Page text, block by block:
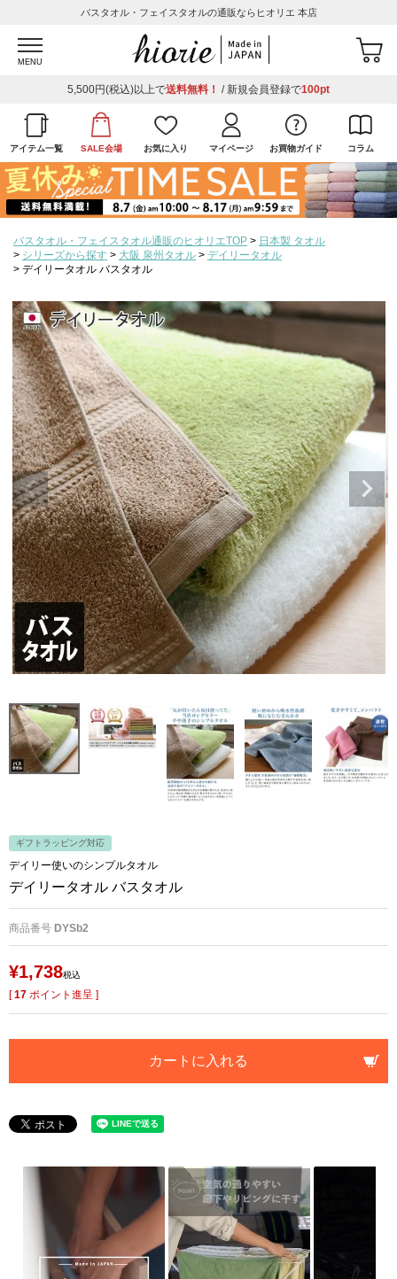
バスタオル・フェイスタオルの通販ならヒオリエ 本店
MENU
5,500円(税込)以上で送料無料！ / 新規会員登録で100pt
アイテム一覧 SALE会場 お気に入り マイページ お買物ガイド コラム
バスタオル・フェイスタオル通販のヒオリエTOP
日本製 タオル
シリーズから探す
大阪 泉州タオル
デイリータオル
デイリータオル バスタオル
ギフトラッピング対応
デイリー使いのシンプルタオル
デイリータオル バスタオル
商品番号 DYSb2
¥1,738税込
[17 ポイント進呈 ]
カートに入れる